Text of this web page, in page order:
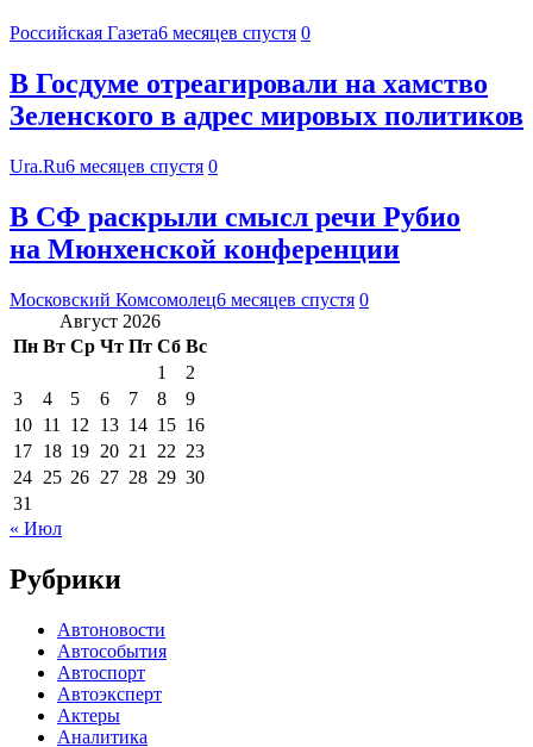
Российская Газета6 месяцев спустя 0
В Госдуме отреагировали на хамство
Зеленского в адрес мировых политиков
Ura.Ru6 месяцев спустя 0
В СФ раскрыли смысл речи Рубио
на Мюнхенской конференции
Московский Комсомолец6 месяцев спустя 0
Август 2026
Пн Вт Ср Чт Пт Сб Вс
1
2
3
4 5 6 7 8
9
10 11 12 13 14 15 16
17 18 19 20 21 22 23
24 25 26 27 28 29 30
31
« Июл
Рубрики
Автоновости
Автособытия
Автоспорт
Автоэксперт
Актеры
Аналитика